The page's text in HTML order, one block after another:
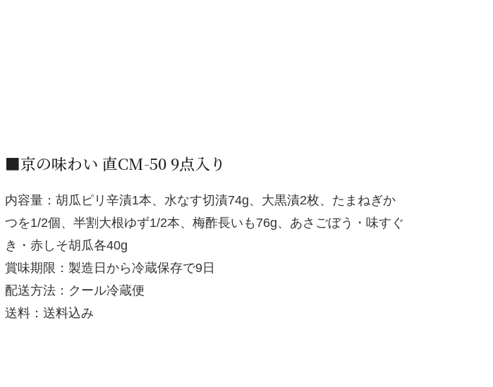
■京の味わい 直CM-50 9点入り
内容量：胡瓜ピリ辛漬1本、水なす切漬74g、大黒漬2枚、たまねぎか
つを1/2個、半割大根ゆず1/2本、梅酢長いも76g、あさごぼう・味すぐ
き・赤しそ胡瓜各40g
賞味期限：製造日から冷蔵保存で9日
配送方法：クール冷蔵便
送料：送料込み